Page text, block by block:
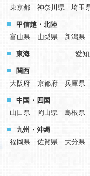
東京都
神奈川県 埼玉
甲信越・北陸
富山県
山梨県 新潟県
東海 愛知
関西
大阪府
京都府 兵庫県
中国・四国
山口県
岡山県 島根県
九州・沖縄
福岡県
佐賀県 大分県